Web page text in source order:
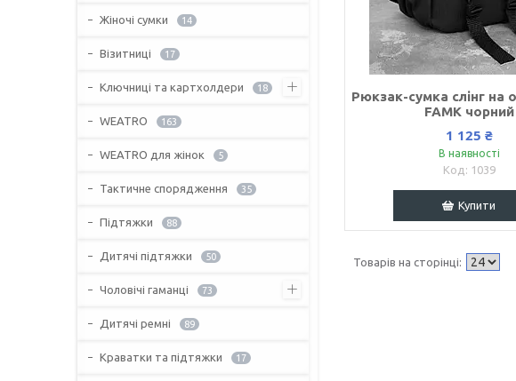
Рюкзак-сумка слінг на
FAMK чорний
1 125 ₴
В наявності
1039
Купити
Жіночі сумки 14
Візитниці 17
Ключниці та картхолдери 18
WEATRO 163
WEATRO для жінок 5
Тактичне спорядження 35
Підтяжки 88
Дитячі підтяжки 50
Чоловічі гаманці 73
Дитячі ремні 89
Краватки та підтяжки 17